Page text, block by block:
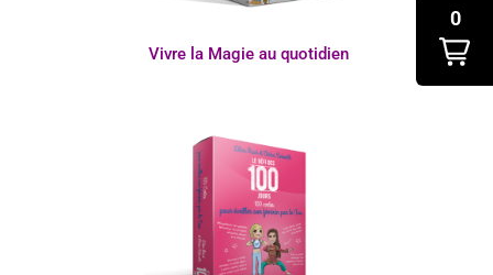
Vivre la Magie au quotidien
0